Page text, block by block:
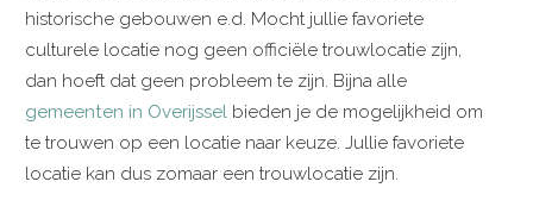
historische gebouwen e.d. Mocht jullie favoriete
culturele locatie nog geen officiële trouwlocatie zijn,
dan hoeft dat geen probleem te zijn. Bijna alle
gemeenten in Overijssel bieden je de mogelijkheid om
te trouwen op een locatie naar keuze. Jullie favoriete
locatie kan dus zomaar een trouwlocatie zijn.